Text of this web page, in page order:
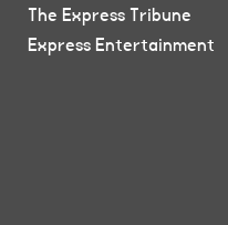
The Express Tribune
Express Entertainment